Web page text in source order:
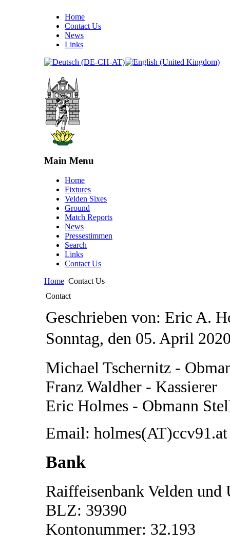
Home
Contact Us
News
Links
Main Menu
Home
Fixtures
Velden Sixes
Ground
Match Reports
News
Pressestimmen
Search
Links
Contact Us
Home Contact Us
Contact
Geschrieben von: Eric A.
Sonntag, den 05. April
Michael Tschernitz -
Franz Waldher - Kassierer
Eric Holmes - Obmann
Email: holmes(AT)ccv91.at
Bank
Raiffeisenbank Velden und
BLZ: 39390
Kontonummer: 32.193